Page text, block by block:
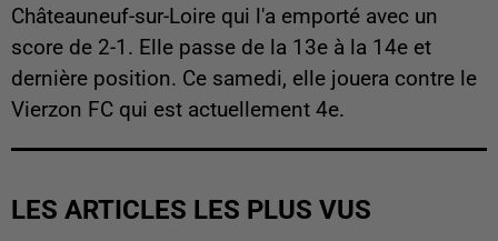
Châteauneuf-sur-Loire qui l'a emporté avec un
score de 2-1. Elle passe de la 13e à la 14e et
dernière position. Ce samedi, elle jouera contre le
Vierzon FC qui est actuellement 4e.
LES ARTICLES LES PLUS VUS